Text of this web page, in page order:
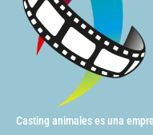
Casting animales es una